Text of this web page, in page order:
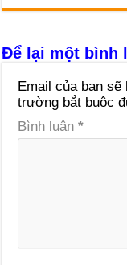
Để lại một bình
Email của bạn
trường bắt buộc
Bình luận*